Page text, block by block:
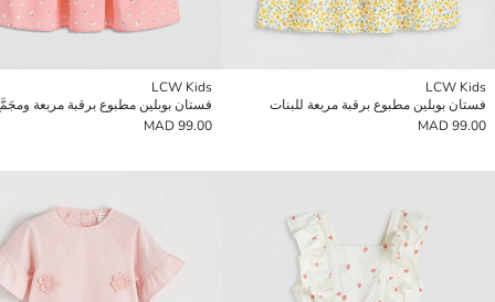
LCW Kids
فستان بوبلين مطبوع برقبة مربعة للبنات
99.00 MAD
LCW Kids
فستان بوبلين مطبوع برقبة مربعة
99.00 MAD